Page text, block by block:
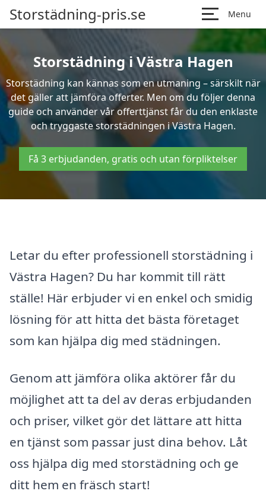
Storstädning-pris.se Menu
Storstädning i Västra Hagen
Storstädning kan kännas som en utmaning – särskilt när
det gäller att jämföra offerter. Men om du följer denna
guide och använder vår offerttjänst får du den enklaste
och tryggaste storstädningen i Västra Hagen.
Få 3 erbjudanden, gratis och utan förpliktelser
Letar du efter professionell storstädning i
Västra Hagen? Du har kommit till rätt
ställe! Här erbjuder vi en enkel och smidig
lösning för att hitta det bästa företaget
som kan hjälpa dig med städningen.
Genom att jämföra olika aktörer får du
möjlighet att ta del av deras erbjudanden
och priser, vilket gör det lättare att hitta
en tjänst som passar just dina behov. Låt
oss hjälpa dig med storstädning och ge
ditt hem en fräsch start!